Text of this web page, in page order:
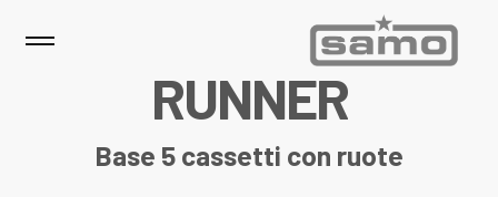
RUNNER
Base 5 cassetti con ruote